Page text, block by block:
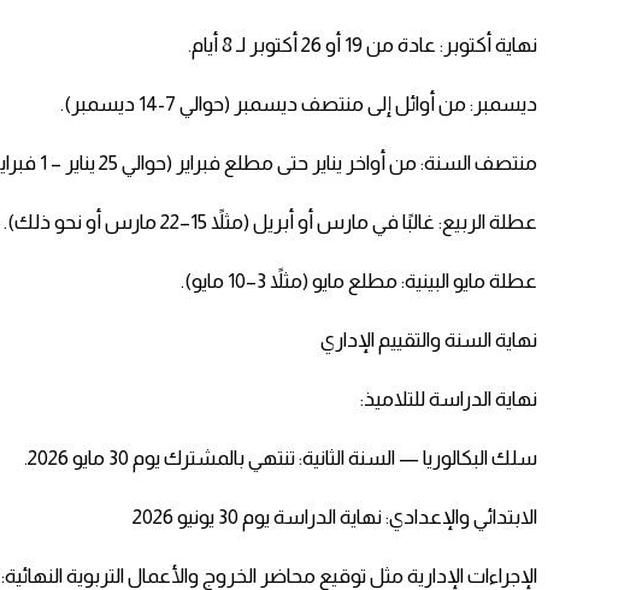
نهاية أكتوبر: عادة من 19 أو 26 أكتوبر لـ 8 أيام.
ديسمبر: من أوائل إلى منتصف ديسمبر (حوالي 7-14 ديسمبر).
منتصف السنة: من أواخر يناير حتى مطلع فبراير (حوالي 25 يناير – 1 فبراير).
عطلة الربيع: غالبًا في مارس أو أبريل (مثلاً 15–22 مارس أو نحو ذلك).
عطلة مايو البينية: مطلع مايو (مثلاً 3–10 مايو).
نهاية السنة والتقييم الإداري
نهاية الدراسة للتلاميذ:
سلك البكالوريا — السنة الثانية: تنتهي بالمشترك يوم 30 مايو 2026.
الابتدائي والإعدادي: نهاية الدراسة يوم 30 يونيو 2026
الإجراءات الإدارية مثل توقيع محاضر الخروج والأعمال التربوية النهائية: